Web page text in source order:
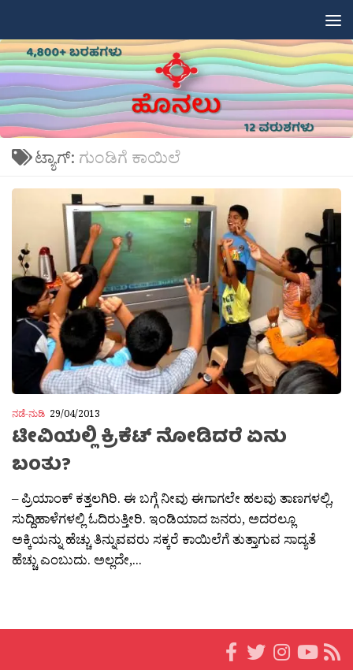
ಟ್ಯಾಗ್: ಗುಂಡಿಗೆ ಕಾಯಿಲೆ
ನಡೆ-ನುಡಿ 29/04/2013
ಟೀವಿಯಲ್ಲಿ ಕ್ರಿಕೆಟ್ ನೋಡಿದರೆ ಏನು
ಬಂತು?
– ಪ್ರಿಯಾಂಕ್ ಕತ್ತಲಗಿರಿ. ಈ ಬಗ್ಗೆ ನೀವು ಈಗಾಗಲೇ ಹಲವು ತಾಣಗಳಲ್ಲಿ,
ಸುದ್ದಿಹಾಳೆಗಳಲ್ಲಿ ಓದಿರುತ್ತೀರಿ. ಇಂಡಿಯಾದ ಜನರು, ಅದರಲ್ಲೂ
ಅಕ್ಕಿಯನ್ನು ಹೆಚ್ಚು ತಿನ್ನುವವರು ಸಕ್ಕರೆ ಕಾಯಿಲೆಗೆ ತುತ್ತಾಗುವ ಸಾದ್ಯತೆ
ಹೆಚ್ಚು ಎಂಬುದು. ಅಲ್ಲದೇ,...